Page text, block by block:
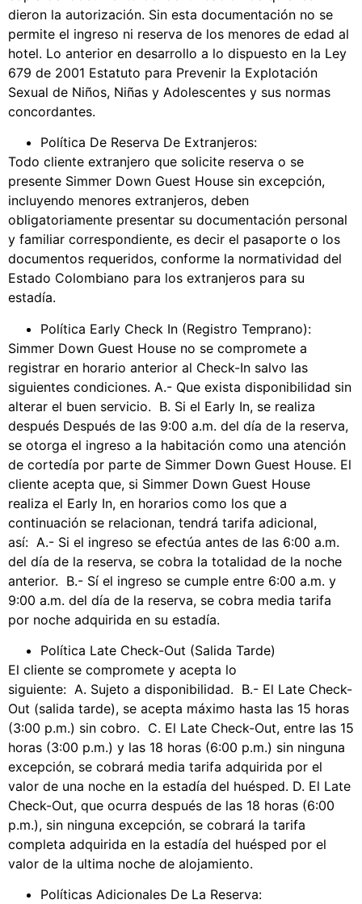
dieron la autorización. Sin esta documentación no se
permite el ingreso ni reserva de los menores de edad al
hotel. Lo anterior en desarrollo a lo dispuesto en la Ley
679 de 2001 Estatuto para Prevenir la Explotación
Sexual de Niños, Niñas y Adolescentes y sus normas
concordantes.
Política De Reserva De Extranjeros:
Todo cliente extranjero que solicite reserva o se
presente Simmer Down Guest House sin excepción,
incluyendo menores extranjeros, deben
obligatoriamente presentar su documentación personal
y familiar correspondiente, es decir el pasaporte o los
documentos requeridos, conforme la normatividad del
Estado Colombiano para los extranjeros para su
estadía.
Política Early Check In (Registro Temprano):
Simmer Down Guest House no se compromete a
registrar en horario anterior al Check-In salvo las
siguientes condiciones. A.- Que exista disponibilidad sin
alterar el buen servicio. B. Si el Early In, se realiza
después Después de las 9:00 a.m. del día de la reserva,
se otorga el ingreso a la habitación como una atención
de cortedía por parte de Simmer Down Guest House. El
cliente acepta que, si Simmer Down Guest House
realiza el Early In, en horarios como los que a
continuación se relacionan, tendrá tarifa adicional,
así: A.- Si el ingreso se efectúa antes de las 6:00 a.m.
del día de la reserva, se cobra la totalidad de la noche
anterior. B.- Sí el ingreso se cumple entre 6:00 a.m. y
9:00 a.m. del día de la reserva, se cobra media tarifa
por noche adquirida en su estadía.
Política Late Check-Out (Salida Tarde)
El cliente se compromete y acepta lo
siguiente: A. Sujeto a disponibilidad. B.- El Late Check-
Out (salida tarde), se acepta máximo hasta las 15 horas
(3:00 p.m.) sin cobro. C. El Late Check-Out, entre las 15
horas (3:00 p.m.) y las 18 horas (6:00 p.m.) sin ninguna
excepción, se cobrará media tarifa adquirida por el
valor de una noche en la estadía del huésped. D. El Late
Check-Out, que ocurra después de las 18 horas (6:00
p.m.), sin ninguna excepción, se cobrará la tarifa
completa adquirida en la estadía del huésped por el
valor de la ultima noche de alojamiento.
Políticas Adicionales De La Reserva: